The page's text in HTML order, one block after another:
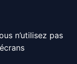
n’utilisez pas